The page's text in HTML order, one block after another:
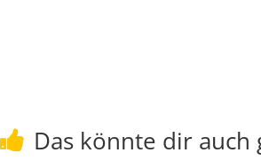
Das könnte dir auch